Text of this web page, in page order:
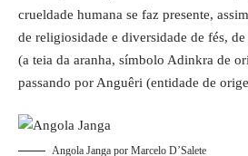
crueldade humana se faz presente,
de religiosidade e diversidade de fés,
(a teia da aranha, símbolo Adinkra de
passando por Anguêri (entidade de
Angola Janga por Marcelo D’Salete